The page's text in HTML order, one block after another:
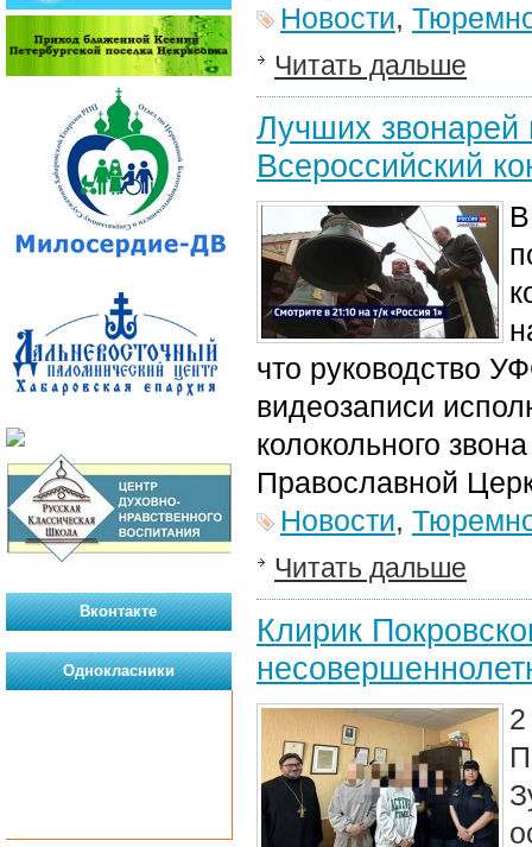
Новости,
Читать дальше
Лучших звонарей
Всероссийский
что руководство
видеозаписи
колокольного
Православной
Новости,
Читать дальше
Клирик
Вконтакте
Однокласники